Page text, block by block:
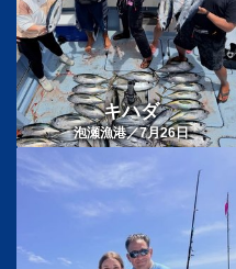
キハダ
泡瀬漁港／7月26日